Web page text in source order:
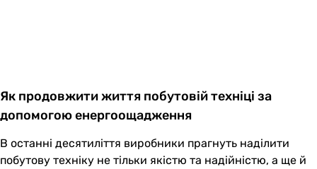
Як продовжити життя побутовій техніці за
допомогою енергоощадження
В останні десятиліття виробники прагнуть наділити
побутову техніку не тільки якістю та надійністю, а ще й